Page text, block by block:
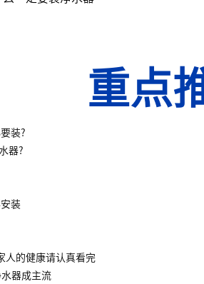
重点
装?
器?
装
人的健康请认真看完
器成主流